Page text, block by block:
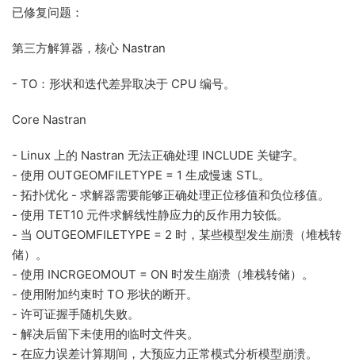
已修复问题：
第三方解算器，核心 Nastran
- TO：形状和迭代差异取决于 CPU 编号。
Core Nastran
- Linux 上的 Nastran 无法正确处理 INCLUDE 关键字。
- 使用 OUTGEOMFILETYPE = 1 生成慢速 STL。
- 拓扑优化 - 求解器需要能够正确处理正位移值和负位移值。
- 使用 TET10 元件求解线性静应力的反作用力较低。
- 当 OUTGEOMFILETYPE = 2 时，某些模型发生崩溃（堆栈转
储）。
- 使用 INCRGEOMOUT = ON 时发生崩溃（堆栈转储）。
- 使用附加约束时 TO 形状的断开。
- 许可证握手随机失败。
- 解决后留下未使用的临时文件夹。
- 在应力误差​​计算期间，大预应力正常模式分析模型崩溃。